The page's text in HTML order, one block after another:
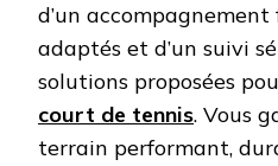
d’un accompagnement
adaptés et d’un suivi
solutions proposées
court de tennis. Vous
terrain performant,